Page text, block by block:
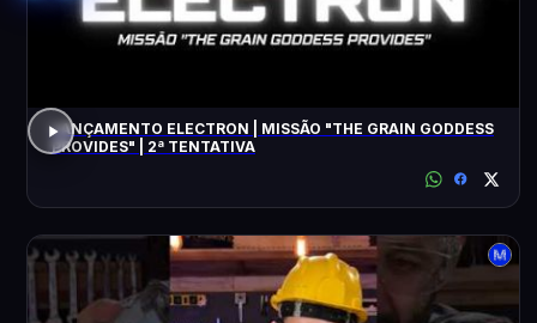
LANÇAMENTO ELECTRON | MISSÃO "THE GRAIN GODDESS
PROVIDES" | 2ª TENTATIVA